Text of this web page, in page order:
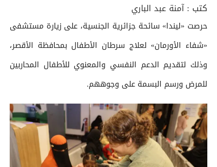
كتب : آمنة عبد الباري
حرصت «ليندا» سائحة جزائرية الجنسية، على زيارة مستشفى
«شفاء الأورمان» لعلاج سرطان الأطفال بمحافظة الأقصر،
وذلك لتقديم الدعم النفسي والمعنوي للأطفال المحاربين
للمرض ورسم البسمة على وجوههم.